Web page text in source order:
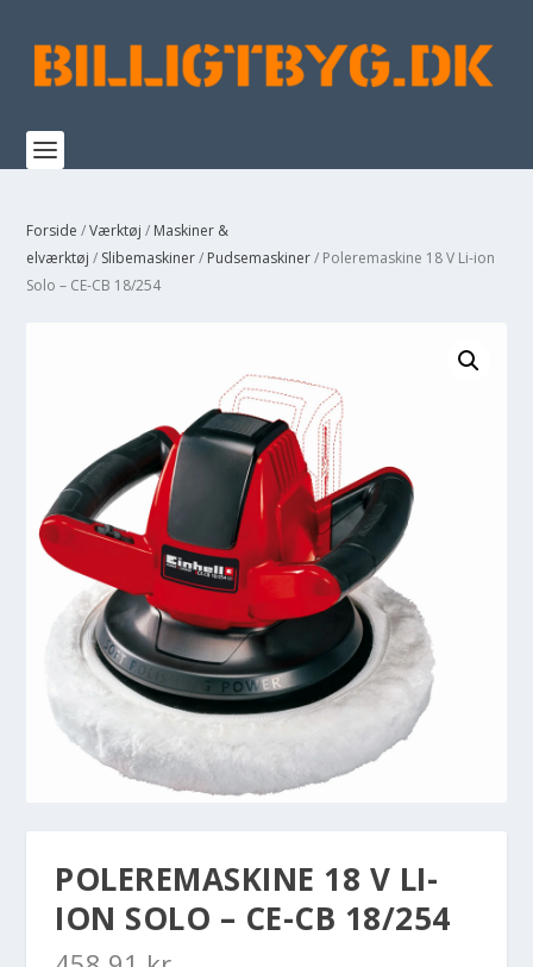
Forside /Værktøj / Maskiner &
elværktøj / Slibemaskiner/ Pudsemaskiner/ Poleremaskine 18 V Li-ion
Solo – CE-CB 18/254
POLEREMASKINE 18 V LI-
ION SOLO – CE-CB 18/254